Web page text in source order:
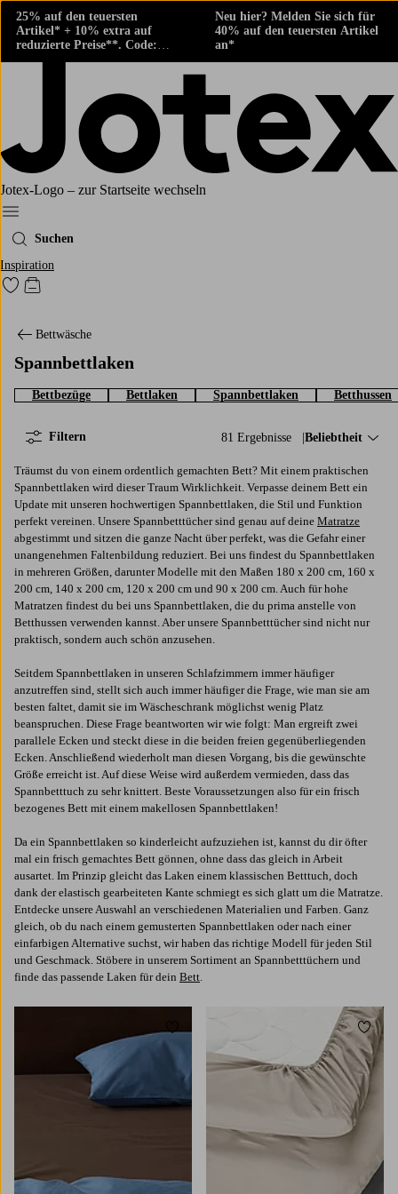
25% auf den teuersten
Artikel* + 10% extra auf
reduzierte Preise**. Code:
424882
Neu hier? Melden Sie sich für
40% auf den teuersten Artikel
an*
Jotex-Logo – zur Startseite wechseln
Ellos‘ Menü
Suchen
Inspiration
Zu den als Favoriten markierten Produkten gehen
Zum Warenkorb
Bettwäsche
Spannbettlaken
Bettbezüge Bettlaken Spannbettlaken Betthussen
81 Ergebnisse Sortieren nach:
Beliebtheit
Filtern
Träumst du von einem ordentlich gemachten Bett? Mit einem praktischen
Spannbettlaken wird dieser Traum Wirklichkeit. Verpasse deinem Bett ein
Update mit unseren hochwertigen Spannbettlaken, die Stil und Funktion
perfekt vereinen. Unsere Spannbetttücher sind genau auf deine Matratze
abgestimmt und sitzen die ganze Nacht über perfekt, was die Gefahr einer
unangenehmen Faltenbildung reduziert. Bei uns findest du Spannbettlaken
in mehreren Größen, darunter Modelle mit den Maßen 180 x 200 cm, 160 x
200 cm, 140 x 200 cm, 120 x 200 cm und 90 x 200 cm. Auch für hohe
Matratzen findest du bei uns Spannbettlaken, die du prima anstelle von
Betthussen verwenden kannst. Aber unsere Spannbetttücher sind nicht nur
praktisch, sondern auch schön anzusehen.
Seitdem Spannbettlaken in unseren Schlafzimmern immer häufiger
anzutreffen sind, stellt sich auch immer häufiger die Frage, wie man sie am
besten faltet, damit sie im Wäscheschrank möglichst wenig Platz
beanspruchen. Diese Frage beantworten wir wie folgt: Man ergreift zwei
parallele Ecken und steckt diese in die beiden freien gegenüberliegenden
Ecken. Anschließend wiederholt man diesen Vorgang, bis die gewünschte
Größe erreicht ist. Auf diese Weise wird außerdem vermieden, dass das
Spannbetttuch zu sehr knittert. Beste Voraussetzungen also für ein frisch
bezogenes Bett mit einem makellosen Spannbettlaken!
Da ein Spannbettlaken so kinderleicht aufzuziehen ist, kannst du dir öfter
mal ein frisch gemachtes Bett gönnen, ohne dass das gleich in Arbeit
ausartet. Im Prinzip gleicht das Laken einem klassischen Betttuch, doch
dank der elastisch gearbeiteten Kante schmiegt es sich glatt um die Matratze.
Entdecke unsere Auswahl an verschiedenen Materialien und Farben. Ganz
gleich, ob du nach einem gemusterten Spannbettlaken oder nach einer
einfarbigen Alternative suchst, wir haben das richtige Modell für jeden Stil
und Geschmack. Stöbere in unserem Sortiment an Spannbetttüchern und
finde das passende Laken für dein Bett.
Zu Favoriten hinzufügen
180
Zu
90120140160180